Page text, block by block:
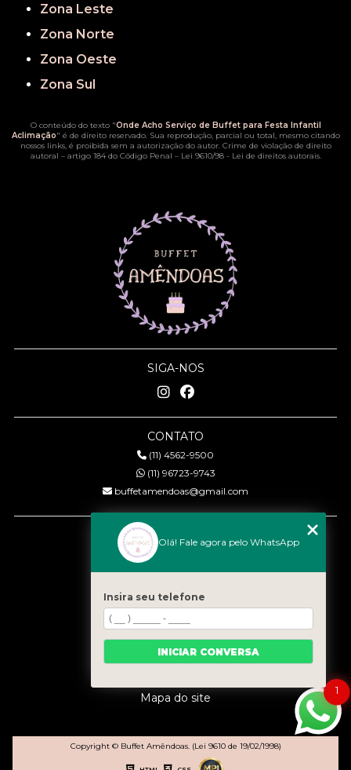
Zona Leste
Zona Norte
Zona Oeste
Zona Sul
O conteúdo do texto "Onde Acho Serviço de Buffet para Festa Infantil
Aclimação" é de direito reservado. Sua reprodução, parcial ou total, mesmo citando
nossos links, é proibida sem a autorização do autor. Crime de violação de direito
autoral – artigo 184 do Código Penal – Lei 9610/98 - Lei de direitos autorais.
SIGA-NOS
CONTATO
(11) 4562-9500
(11) 96723-9743
buffetamendoas@gmail.com
MENU
Quem somos
Serviços
Eventos
Gastronomia
Contato
Mapa do site
Copyright © Buffet Amêndoas. (Lei 9610 de 19/02/1998)
1
Olá! Fale agora pelo WhatsApp
Insira seu telefone
INICIAR CONVERSA